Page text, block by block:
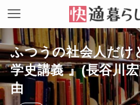
ふつうの社会人だけ
学史講義 』(長谷川
由